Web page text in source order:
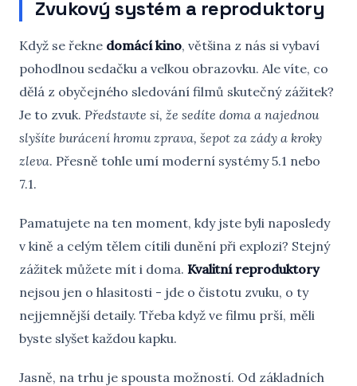
Zvukový systém a reproduktory
Když se řekne domácí kino, většina z nás si vybaví
pohodlnou sedačku a velkou obrazovku. Ale víte, co
dělá z obyčejného sledování filmů skutečný zážitek?
Je to zvuk. Představte si, že sedíte doma a najednou
slyšíte burácení hromu zprava, šepot za zády a kroky
zleva. Přesně tohle umí moderní systémy 5.1 nebo
7.1.
Pamatujete na ten moment, kdy jste byli naposledy
v kině a celým tělem cítili dunění při explozi? Stejný
zážitek můžete mít i doma. Kvalitní reproduktory
nejsou jen o hlasitosti - jde o čistotu zvuku, o ty
nejjemnější detaily. Třeba když ve filmu prší, měli
byste slyšet každou kapku.
Jasně, na trhu je spousta možností. Od základních